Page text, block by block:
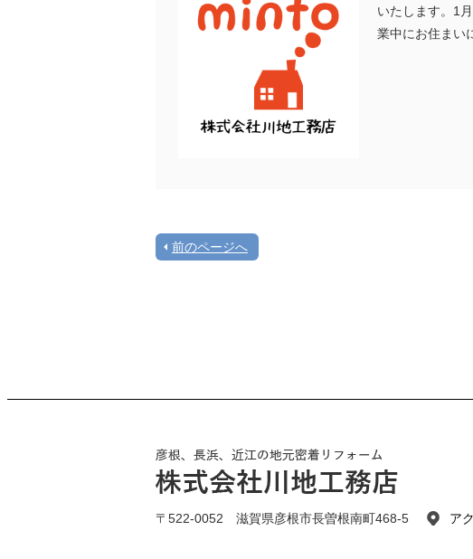
いたします。1
業中にお住まい
前のページへ
〒522-0052 滋賀県彦根市長曽根南町468-5 ア